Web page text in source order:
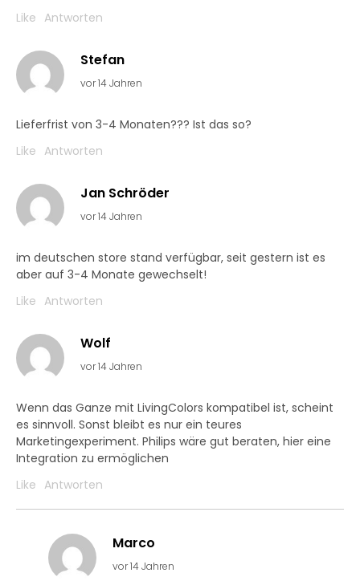
Like Antworten
Stefan
vor 14 Jahren
Lieferfrist von 3-4 Monaten??? Ist das so?
Like Antworten
Jan Schröder
vor 14 Jahren
im deutschen store stand verfügbar, seit gestern ist es
aber auf 3-4 Monate gewechselt!
Like Antworten
Wolf
vor 14 Jahren
Wenn das Ganze mit LivingColors kompatibel ist, scheint
es sinnvoll. Sonst bleibt es nur ein teures
Marketingexperiment. Philips wäre gut beraten, hier eine
Integration zu ermöglichen
Like Antworten
Marco
vor 14 Jahren